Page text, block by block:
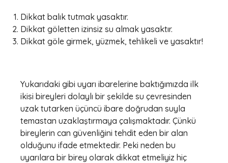
Dikkat balık tutmak yasaktır.
Dikkat göletten izinsiz su almak yasaktır.
Dikkat göle girmek, yüzmek, tehlikeli ve yasaktır!
Yukarıdaki gibi uyarı ibarelerine baktığımızda ilk
ikisi bireyleri dolaylı bir şekilde su çevresinden
uzak tutarken üçüncü ibare doğrudan suyla
temastan uzaklaştırmaya çalışmaktadır. Çünkü
bireylerin can güvenliğini tehdit eden bir alan
olduğunu ifade etmektedir. Peki neden bu
uyarılara bir birey olarak dikkat etmeliyiz hiç